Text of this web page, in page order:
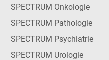
SPECTRUM Onkologie
SPECTRUM Pathologie
SPECTRUM Psychiatrie
SPECTRUM Urologie